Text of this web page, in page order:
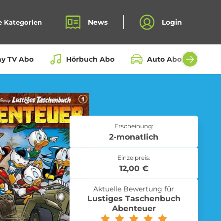
Kategorien News Login
TV Abo Hörbuch Abo Auto Abos aller
Fahrrad Abo
Erscheinung:
2-monatlich
Einzelpreis:
12,00 €
Aktuelle Bewertung für
Lustiges Taschenbuch
Abenteuer